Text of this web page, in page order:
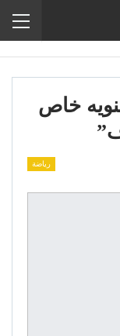
خاص
رياضة